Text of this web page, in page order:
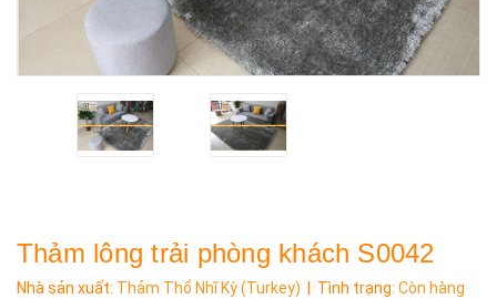
Thảm lông trải phòng khách S0042
Nhà sản xuất: Thảm Thổ Nhĩ Kỳ (Turkey) | Tình trạng: Còn hàng